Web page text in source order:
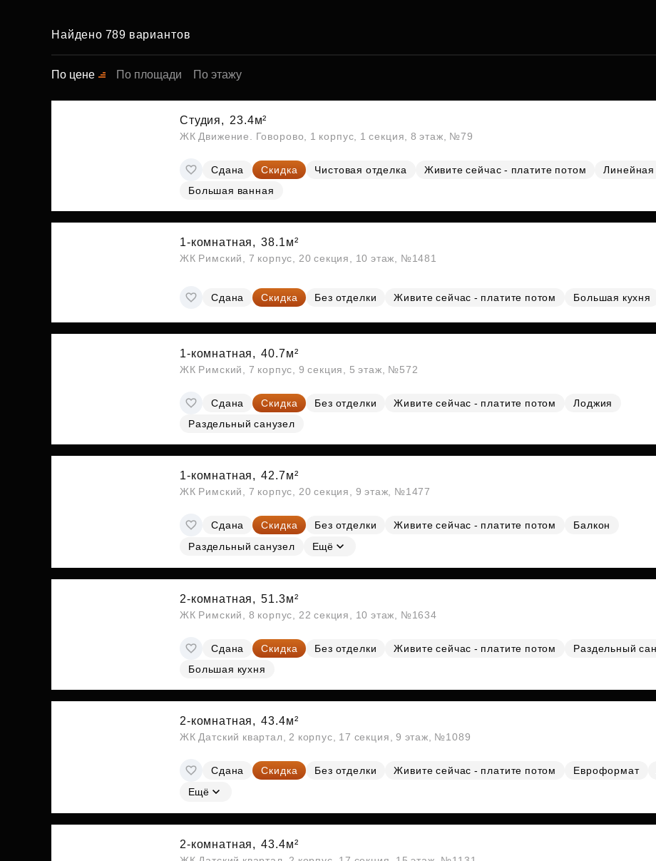
Найдено 789 вариантов
По цене По площади По этажу
Студия, 23.4м²
ЖК Движение. Говорово, 1 корпус, 1 секция, 8 этаж, №79
Сдана Скидка Чистовая отделка Живите сейчас - платите потом
Линейная
Большая ванная
1-комнатная, 38.1м²
ЖК Римский, 7 корпус, 20 секция, 10 этаж, №1481
Сдана Скидка Без отделки Живите сейчас - платите потом Большая кухня
1-комнатная, 40.7м²
ЖК Римский, 7 корпус, 9 секция, 5 этаж, №572
Сдана Скидка Без отделки Живите сейчас - платите потом
Лоджия
Раздельный санузел
1-комнатная, 42.7м²
ЖК Римский, 7 корпус, 20 секция, 9 этаж, №1477
Сдана Скидка Без отделки Живите сейчас - платите потом
Балкон
Раздельный санузел
Ещё
2-комнатная, 51.3м²
ЖК Римский, 8 корпус, 22 секция, 10 этаж, №1634
Сдана Скидка Без отделки Живите сейчас - платите потом
Раздельный
Большая кухня
2-комнатная, 43.4м²
ЖК Датский квартал, 2 корпус, 17 секция, 9 этаж, №1089
Сдана Скидка Без отделки Живите сейчас - платите потом Евроформат
Ещё
2-комнатная, 43.4м²